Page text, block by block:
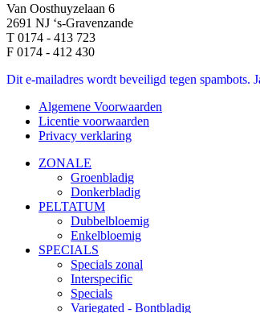
Van Oosthuyzelaan 6
2691 NJ ‘s-Gravenzande
T 0174 - 413 723
F 0174 - 412 430
Dit e-mailadres wordt beveiligd tegen spambots.
Algemene Voorwaarden
Licentie voorwaarden
Privacy verklaring
ZONALE
Groenbladig
Donkerbladig
PELTATUM
Dubbelbloemig
Enkelbloemig
SPECIALS
Specials zonal
Interspecific
Specials
Variegated - Bontbladig